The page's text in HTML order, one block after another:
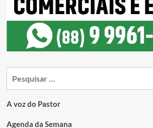
A voz do Pastor
Agenda da Semana